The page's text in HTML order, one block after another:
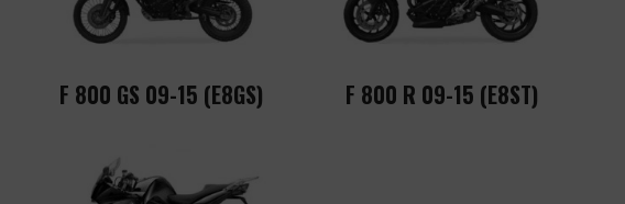
F 800 GS 09-15 (E8GS) F 800 R 09-15 (E8ST)